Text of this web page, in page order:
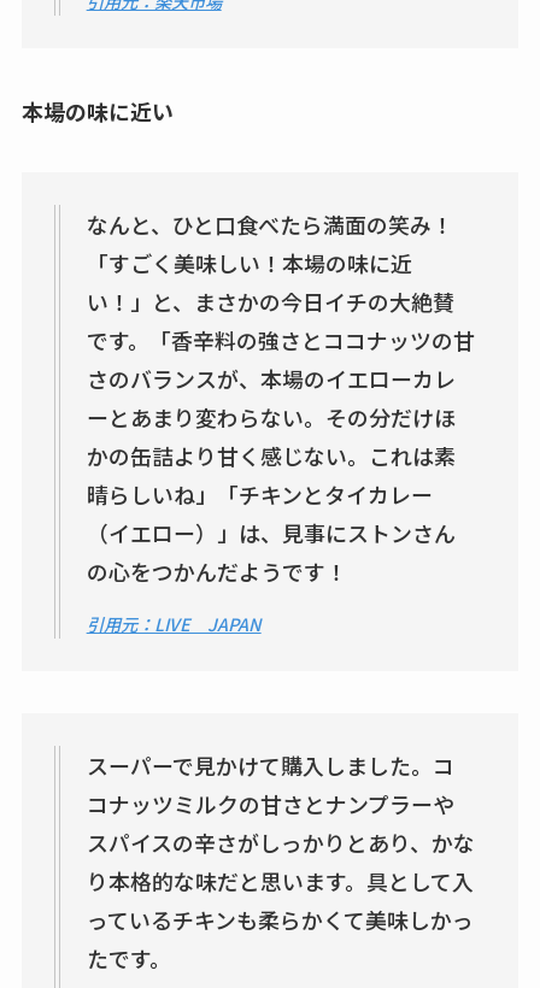
本場の味に近い
なんと、ひと口食べたら満面の笑み！
「すごく美味しい！本場の味に近
い！」と、まさかの今日イチの大絶賛
です。「香辛料の強さとココナッツの甘
さのバランスが、本場のイエローカレ
ーとあまり変わらない。その分だけほ
かの缶詰より甘く感じない。これは素
晴らしいね」「チキンとタイカレー
（イエロー）」は、見事にストンさん
の心をつかんだようです！
引用元：LIVE JAPAN
スーパーで見かけて購入しました。コ
コナッツミルクの甘さとナンプラーや
スパイスの辛さがしっかりとあり、かな
り本格的な味だと思います。具として入
っているチキンも柔らかくて美味しかっ
たです。